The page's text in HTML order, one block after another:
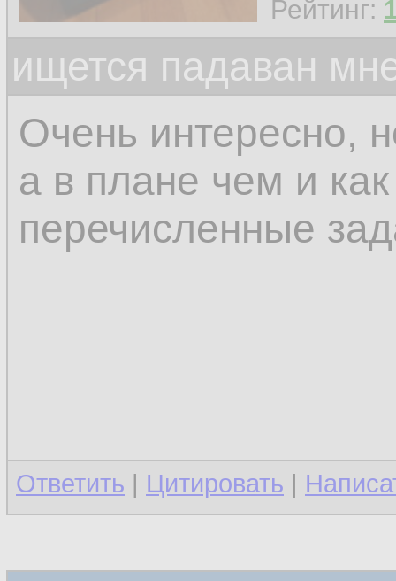
Рейтинг:
ищется падаван
Очень интересно,
а в плане чем и
перечисленные
Ответить | Цитировать |